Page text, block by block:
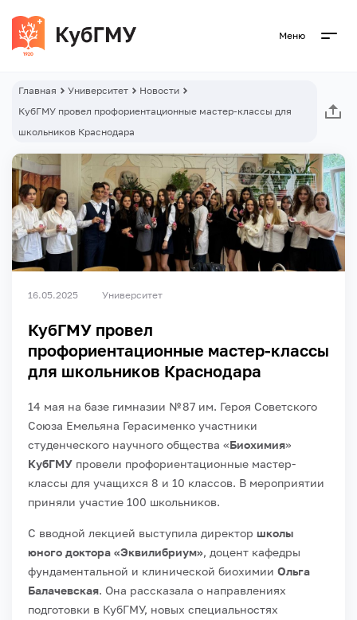
Меню
Главная Университет
Новости
КубГМУ провел профориентационные мастер-классы для
школьников Краснодара
16.05.2025 Университет
КубГМУ провел
профориентационные мастер-классы
для школьников Краснодара
14 мая на базе гимназии № 87 им. Героя Советского
Союза Емельяна Герасименко участники
студенческого научного общества «Биохимия»
КубГМУ провели профориентационные мастер-
классы для учащихся 8 и 10 классов. В мероприятии
приняли участие 100 школьников.
С вводной лекцией выступила директор школы
юного доктора «Эквилибриум», доцент кафедры
фундаментальной и клинической биохимии Ольга
Балачевская. Она рассказала о направлениях
подготовки в КубГМУ, новых специальностях